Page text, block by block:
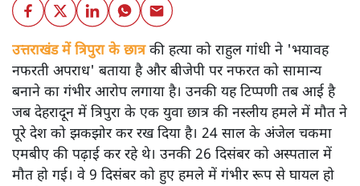
उत्तराखंड में त्रिपुरा के छात्रकी हत्या को राहुल गांधी ने 'भयावह
नफरती अपराध' बताया है और बीजेपी पर नफरत को सामान्य
बनाने का गंभीर आरोप लगाया है। उनकी यह टिप्पणी तब आई है
जब देहरादून में त्रिपुरा के एक युवा छात्र की नस्लीय हमले में मौत ने
पूरे देश को झकझोर कर रख दिया है। 24 साल के अंजेल चकमा
एमबीए की पढ़ाई कर रहे थे। उनकी 26 दिसंबर को अस्पताल में
मौत हो गई। वे 9 दिसंबर को हुए हमले में गंभीर रूप से घायल हो